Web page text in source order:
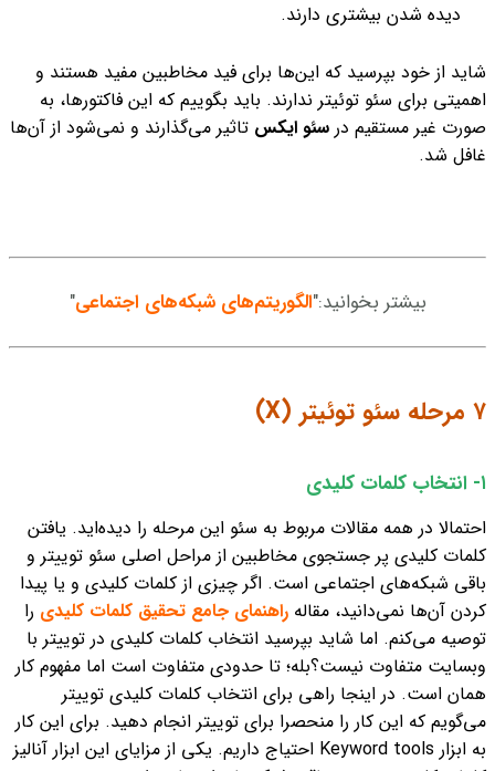
دیده شدن بیشتری دارند.
شاید از خود بپرسید که این‌ها برای فید مخاطبین مفید هستند و
اهمیتی برای سئو توئیتر ندارند. باید بگوییم که این فاکتورها، به
صورت غیر مستقیم در سئو ایکس تاثیر می‌گذارند و نمی‌شود از آن‌ها
غافل شد.
بیشتر بخوانید:"الگوریتم‌های شبکه‌های اجتماعی"
۷ مرحله سئو توئیتر (X)
۱- انتخاب کلمات کلیدی
احتمالا در همه مقالات مربوط به سئو این مرحله را دیده‌اید. یافتن
کلمات کلیدی پر جستجوی مخاطبین از مراحل اصلی سئو توییتر و
باقی شبکه‌های اجتماعی است. اگر چیزی از کلمات کلیدی و یا پیدا
کردن آن‌ها نمی‌دانید، مقاله راهنمای جامع تحقیق کلمات کلیدی را
توصیه می‌کنم. اما شاید بپرسید انتخاب کلمات کلیدی در توییتر با
وبسایت متفاوت نیست؟بله؛ تا حدودی متفاوت است اما مفهوم کار
همان است. در اینجا راهی برای انتخاب کلمات کلیدی توییتر
می‌گویم که این کار را منحصرا برای توییتر انجام دهید. برای این کار
به ابزار Keyword tools احتیاج داریم. یکی از مزایای این ابزار آنالیز